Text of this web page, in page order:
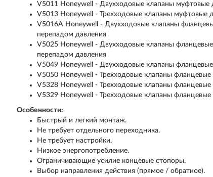
V5011 Honeywell - Двухходовые клапаны муфтовые
V5013 Honeywell - Трехходовые клапаны муфтовые
V5016A Honeywell - Двухходовые клапаны
перепадом давления
V5025 Honeywell - Двухходовые клапаны
перепадом давления
V5049 Honeywell - Двухходовые клапаны
V5050 Honeywell - Трехходовые клапаны
V5328 Honeywell - Трехходовые клапаны
V5329 Honeywell - Трехходовые клапаны
Особенности:
Быстрый и легкий монтаж.
Не требует отдельного переходника.
Не требует настройки.
Низкое энергопотребление.
Ограничивающие усилие концевые стопоры.
Выбор направления действия (прямое / обратное).